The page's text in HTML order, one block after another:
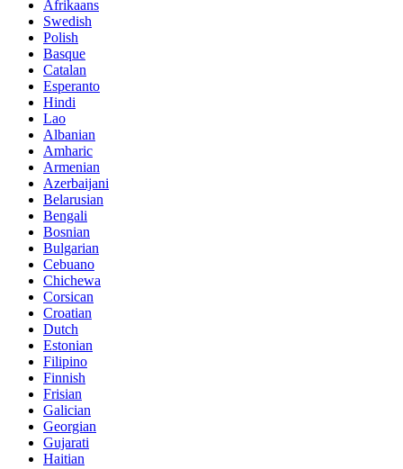
Afrikaans
Swedish
Polish
Basque
Catalan
Esperanto
Hindi
Lao
Albanian
Amharic
Armenian
Azerbaijani
Belarusian
Bengali
Bosnian
Bulgarian
Cebuano
Chichewa
Corsican
Croatian
Dutch
Estonian
Filipino
Finnish
Frisian
Galician
Georgian
Gujarati
Haitian